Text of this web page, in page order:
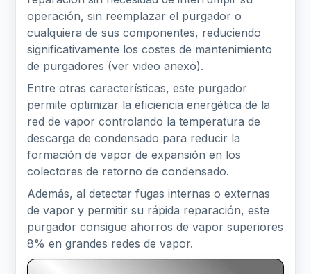
operación, sin reemplazar el purgador o
cualquiera de sus componentes, reduciendo
significativamente los costes de mantenimiento
de purgadores (ver video anexo).
Entre otras características, este purgador
permite optimizar la eficiencia energética de la
red de vapor controlando la temperatura de
descarga de condensado para reducir la
formación de vapor de expansión en los
colectores de retorno de condensado.
Además, al detectar fugas internas o externas
de vapor y permitir su rápida reparación, este
purgador consigue ahorros de vapor superiores
8% en grandes redes de vapor.